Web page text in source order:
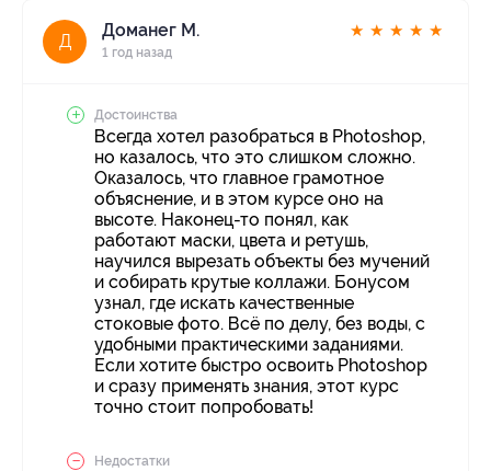
Д
Доманег М.
1 год назад
★ ★ ★ ★ ★
Достоинства
Всегда хотел разобраться в Photoshop,
но казалось, что это слишком сложно.
Оказалось, что главное грамотное
объяснение, и в этом курсе оно на
высоте. Наконец-то понял, как
работают маски, цвета и ретушь,
научился вырезать объекты без мучений
и собирать крутые коллажи. Бонусом
узнал, где искать качественные
стоковые фото. Всё по делу, без воды, с
удобными практическими заданиями.
Если хотите быстро освоить Photoshop
и сразу применять знания, этот курс
точно стоит попробовать!
Недостатки